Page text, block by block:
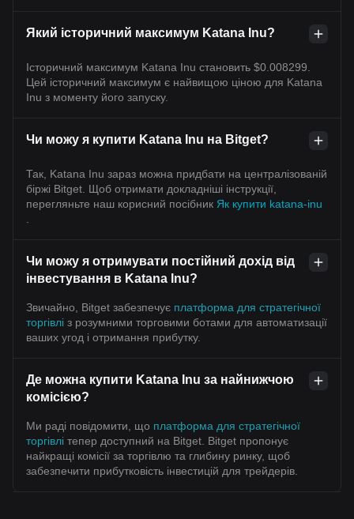
Який історичний максимум Katana Inu?
Історичний максимум Katana Inu становить $0.008299.
Цей історичний максимум є найвищою ціною для Katana
Inu з моменту його запуску.
Чи можу я купити Katana Inu на Bitget?
Так, Katana Inu зараз можна придбати на централізованій
біржі Bitget. Щоб отримати докладніші інструкції,
перегляньте наш корисний посібник Як купити katana-inu
Чи можу я отримувати постійний дохід від
інвестування в Katana Inu?
Звичайно, Bitget забезпечує платформа для стратегічної
торгівлі з розумними торговими ботами для автоматизації
ваших угод і отримання прибутку.
Де можна купити Katana Inu за найнижчою
комісією?
Ми раді повідомити, що платформа для стратегічної
торгівлі тепер доступний на Bitget. Bitget пропонує
найкращі комісії за торгівлю та глибину ринку, щоб
забезпечити прибутковість інвестицій для трейдерів.